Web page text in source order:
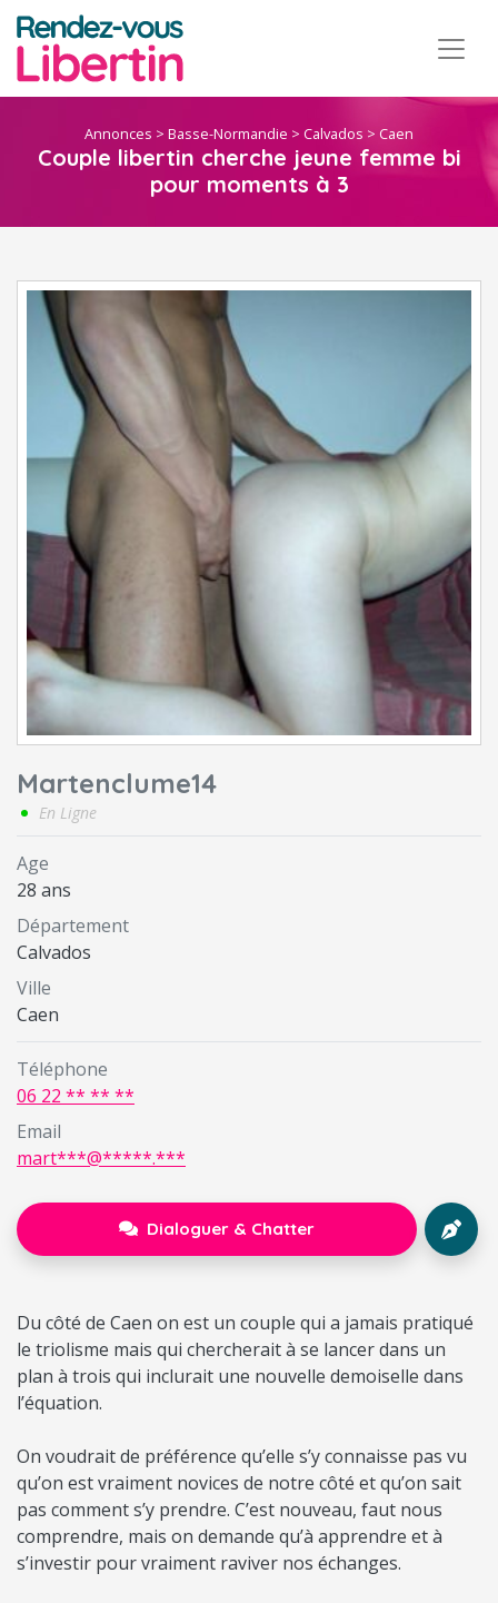
Annonces > Basse-Normandie > Calvados > Caen
Couple libertin cherche jeune femme bi
pour moments à 3
Martenclume14
En Ligne
Age
28 ans
Département
Calvados
Ville
Caen
Téléphone
06 22 ** ** **
Email
mart***@*****.***
Dialoguer & Chatter
Du côté de Caen on est un couple qui a jamais pratiqué
le triolisme mais qui chercherait à se lancer dans un
plan à trois qui inclurait une nouvelle demoiselle dans
l’équation.
On voudrait de préférence qu’elle s’y connaisse pas vu
qu’on est vraiment novices de notre côté et qu’on sait
pas comment s’y prendre. C’est nouveau, faut nous
comprendre, mais on demande qu’à apprendre et à
s’investir pour vraiment raviver nos échanges.